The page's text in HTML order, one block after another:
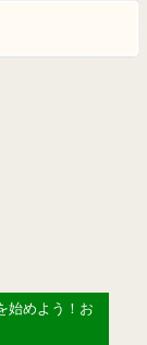
始めよう！お